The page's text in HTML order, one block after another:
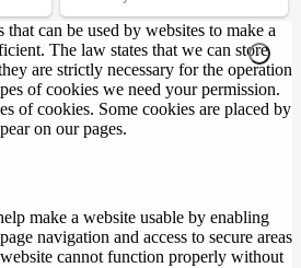
can be used by websites to make a
The law states that we can store
are strictly necessary for the operation
of cookies we need your permission.
of cookies. Some cookies are placed by
on our pages.
make a website usable by enabling
navigation and access to secure areas
cannot function properly without